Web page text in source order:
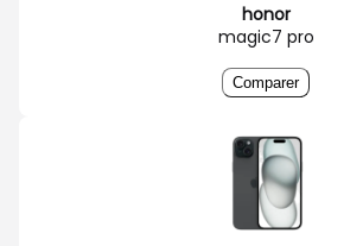
honor
magic7 pro
Comparer